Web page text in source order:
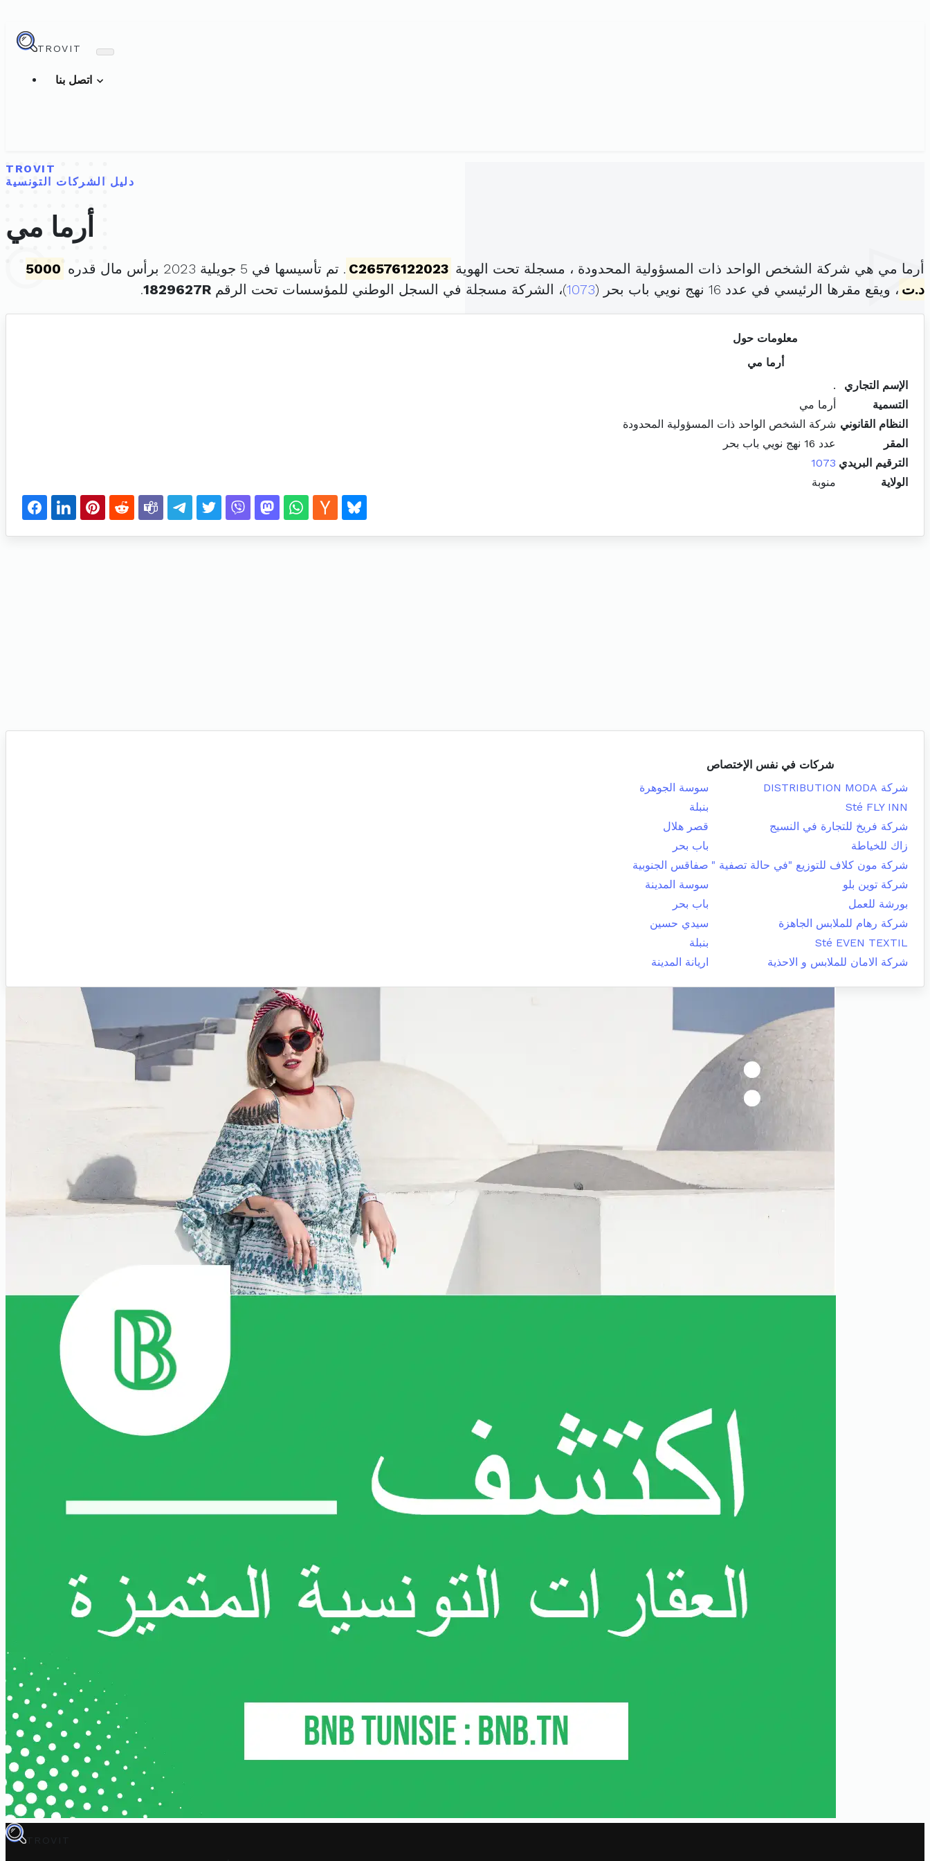
TROVIT
TROVIT
دليل الشركات التونسية
أرما مي
أرما مي هي شركة الشخص الواحد ذات المسؤولية المحدودة ، مسجلة تحت الهوية C26576122023 . تم تأسيسها في 5 جويلية 2023 برأس مال قدره
5000
د.ت ، ويقع مقرها الرئيسي في عدد 16 نهج نويي باب بحر ( 1073)، الشركة مسجلة في السجل الوطني للمؤسسات تحت الرقم 1829627R
.
معلومات حول
أرما مي
الإسم التجاري
.
التسمية
أرما مي
النظام القانوني شركة الشخص الواحد ذات المسؤولية المحدودة
المقر
عدد 16 نهج نويي باب بحر
الترقيم البريدي 1073
الولاية
منوبة
شركات في نفس الإختصاص
شركة DISTRIBUTION MODA
سوسة الجوهرة
Sté FLY INN
بنبلة
شركة فريخ للتجارة في النسيج
قصر هلال
زاك للخياطة
باب بحر
شركة مون كلاف للتوزيع "في حالة تصفية " صفاقس الجنوبية
شركة توين بلو
سوسة المدينة
بورشة للعمل
باب بحر
شركة رهام للملابس الجاهزة
سيدي حسين
Sté EVEN TEXTIL
بنبلة
شركة الامان للملابس و الاحذية
اريانة المدينة
TROVIT